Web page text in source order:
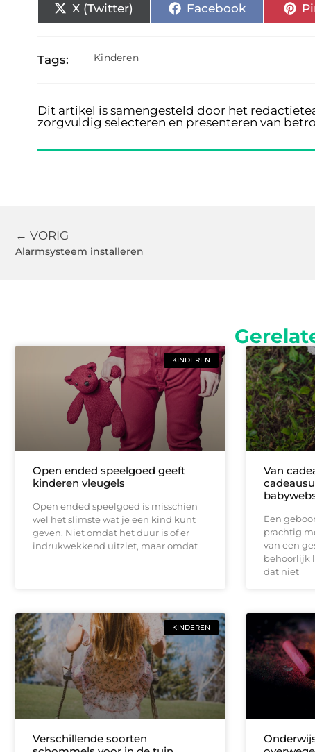
X (Twitter) Facebook
Tags: Kinderen
Dit artikel is samengesteld door het
zorgvuldig selecteren en presenteren van
← VORIG
Alarmsysteem installeren
KINDEREN
Open ended speelgoed geeft
kinderen vleugels
Open ended speelgoed is misschien
wel het slimste wat je een kind kunt
geven. Niet omdat het duur is of er
indrukwekkend uitziet, maar omdat
Van
Een
prachtig
van een
behoorlijk
dat niet
KINDEREN
Verschillende soorten